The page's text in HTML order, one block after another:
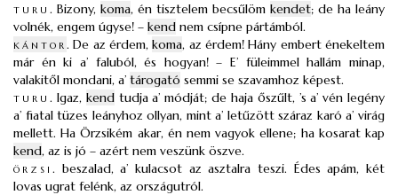
turu . Bizony, koma, én tisztelem becsűlöm kendet; de ha leány
volnék, engem úgyse! – kend nem csípne pártámból.
kántor.De az érdem,koma, az érdem! Hány embert énekeltem
már én ki a’ faluból, és hogyan! – E’ füleimmel hallám minap,
valakitől mondani, a’ tárogató semmi se szavamhoz képest.
turu . Igaz, kendtudja a’ módját; de haja őszűlt, ’s a’ vén legény
a’ fiatal tüzes leányhoz ollyan, mint a’ letűzött száraz karó a’ virág
mellett. Ha Örzsikém akar, én nem vagyok ellene; ha kosarat kap
kend, az is jó – azért nem veszünk öszve.
örzsi . beszalad, a’ kulacsot az asztalra teszi. Édes apám, két
lovas ugrat felénk, az országutról.